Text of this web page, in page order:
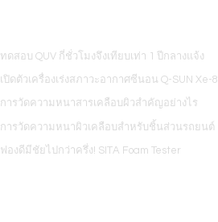
ทดสอบ QUV กี่ชั่วโมงจึงเทียบเท่า 1 ปีกลางแจ้ง
เปิดตัวเครื่องเร่งสภาวะอากาศซีนอน Q-SUN Xe-8
การวัดความหนาสารเคลือบผิวสำคัญอย่างไร
การวัดความหนาผิวเคลือบสำหรับชิ้นส่วนรถยนต์
ฟองดีมีชัยไปกว่าครึ่ง! SITA Foam Tester